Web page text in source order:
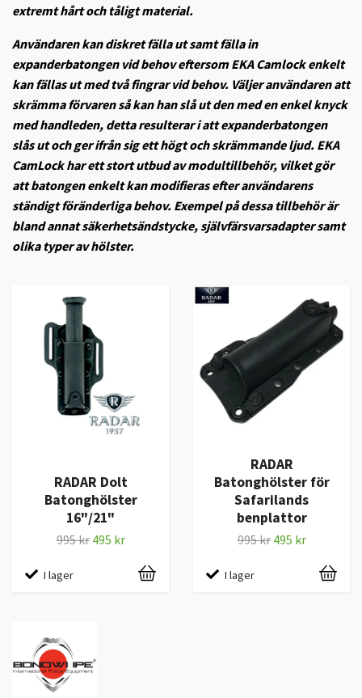
extremt hårt och tåligt material.
Användaren kan diskret fälla ut samt fälla in
expanderbatongen vid behov eftersom EKA Camlock enkelt
kan fällas ut med två fingrar vid behov. Väljer användaren att
skrämma förvaren så kan han slå ut den med en enkel knyck
med handleden, detta resulterar i att expanderbatongen
slås ut och ger ifrån sig ett högt och skrämmande ljud. EKA
CamLock har ett stort utbud av modultillbehör, vilket gör
att batongen enkelt kan modifieras efter användarens
ständigt föränderliga behov. Exempel på dessa tillbehör är
bland annat säkerhetsändstycke, självfärsvarsadapter samt
olika typer av hölster.
RADAR Dolt
Batonghölster
16"/21"
995 kr 495 kr
I lager
RADAR
Batonghölster för
Safarilands
benplattor
995 kr 495 kr
I lager